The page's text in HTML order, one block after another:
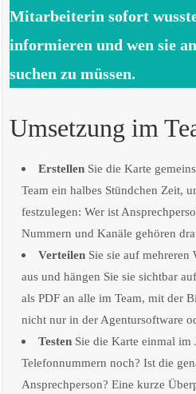
Mitarbeiterin sofort
informieren und wen sie
suchen zu müssen.
Umsetzung im
Erstellen Sie die Karte
Team ein halbes Stündchen Zeit,
festzulegen: Wer ist
Nummern und Kanäle gehören
Verteilen Sie sie auf mehreren
aus und hängen Sie sie sichtbar
als PDF an alle im Team, mit der
nicht nur in der Agentursoftware
Testen Sie die Karte einmal im
Telefonnummern noch? Ist die
Ansprechperson? Eine kurze